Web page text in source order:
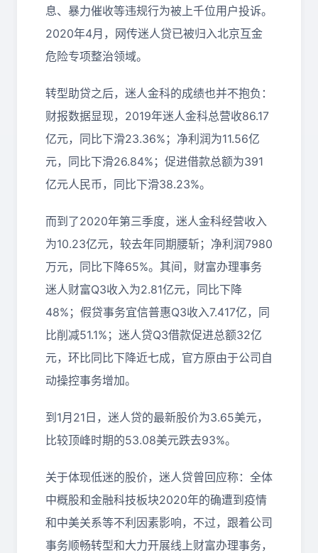
息、暴力催收等违规行为被上千位用户投诉。
2020年4月，网传迷人贷已被归入北京互金
危险专项整治领域。
转型助贷之后，迷人金科的成绩也并不抱负：
财报数据显现，2019年迷人金科总营收86.17
亿元，同比下滑23.36%；净利润为11.56亿
元，同比下滑26.84%；促进借款总额为391
亿元人民币，同比下滑38.23%。
而到了2020年第三季度，迷人金科经营收入
为10.23亿元，较去年同期腰斩；净利润7980
万元，同比下降65%。其间，财富办理事务
迷人财富Q3收入为2.81亿元，同比下降
48%；假贷事务宜信普惠Q3收入7.417亿，同
比削减51.1%；迷人贷Q3借款促进总额32亿
元，环比同比下降近七成，官方原由于公司自
动操控事务增加。
到1月21日，迷人贷的最新股价为3.65美元，
比较顶峰时期的53.08美元跌去93%。
关于体现低迷的股价，迷人贷曾回应称：全体
中概股和金融科技板块2020年的确遭到疫情
和中美关系等不利因素影响，不过，跟着公司
事务顺畅转型和大力开展线上财富办理事务，